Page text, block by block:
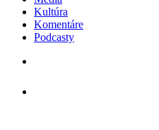
Kultúra
Komentáre
Podcasty